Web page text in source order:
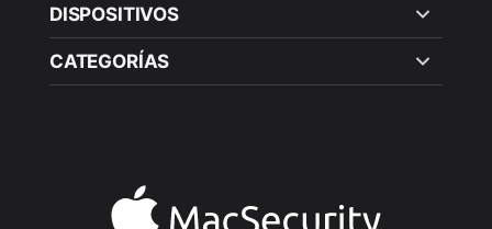
DISPOSITIVOS
CATEGORÍAS